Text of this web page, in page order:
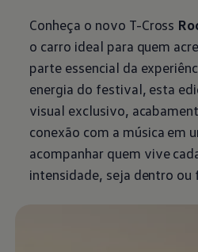
Conheça o novo T-Cross
o carro ideal para quem
parte essencial da
energia do festival, esta
visual exclusivo,
conexão com a música em
acompanhar quem vive
intensidade, seja dentro ou